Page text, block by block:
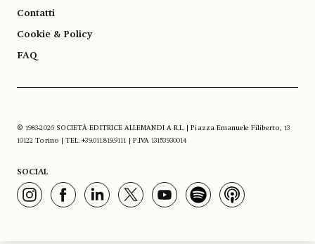
Contatti
Cookie & Policy
FAQ
© 1983-2026 SOCIETÀ EDITRICE ALLEMANDI A R.L. | Piazza Emanuele Filiberto, 13
10122 Torino | TEL. +39.011.819.9111 | P.IVA 13153930014
SOCIAL